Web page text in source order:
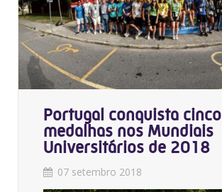
Portugal conquista cinco
medalhas nos Mundiais
Universitários de 2018
07 setembro 2018